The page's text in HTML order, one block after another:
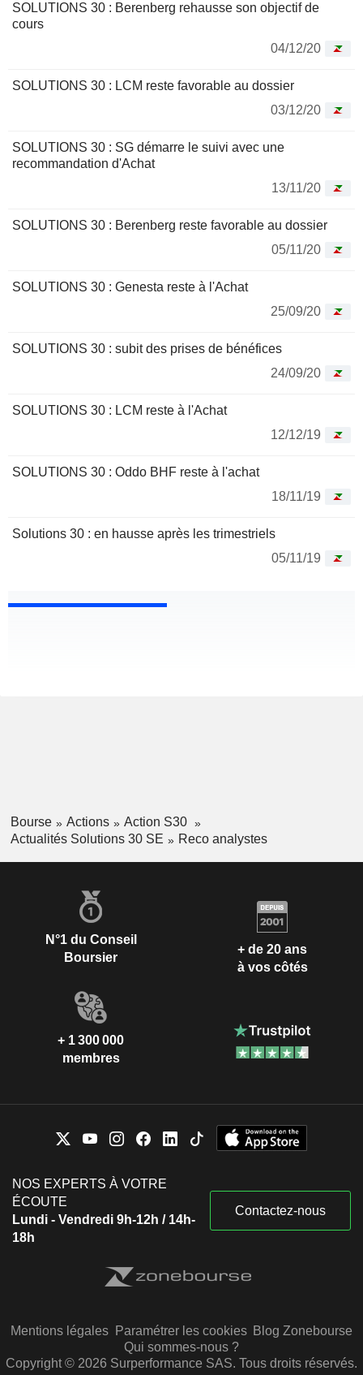
SOLUTIONS 30 : Berenberg rehausse son objectif de
cours
04/12/20
SOLUTIONS 30 : LCM reste favorable au dossier
03/12/20
SOLUTIONS 30 : SG démarre le suivi avec une
recommandation d'Achat
13/11/20
SOLUTIONS 30 : Berenberg reste favorable au dossier
05/11/20
SOLUTIONS 30 : Genesta reste à l'Achat
25/09/20
SOLUTIONS 30 : subit des prises de bénéfices
24/09/20
SOLUTIONS 30 : LCM reste à l'Achat
12/12/19
SOLUTIONS 30 : Oddo BHF reste à l'achat
18/11/19
Solutions 30 : en hausse après les trimestriels
05/11/19
Bourse Actions
Action S30
Actualités Solutions 30 SE
Reco analystes
N°1 du Conseil
Boursier
+ de 20 ans
à vos côtés
+ 1 300 000
membres
NOS EXPERTS À VOTRE
ÉCOUTE
Lundi - Vendredi 9h-12h / 14h-
18h
Contactez-nous
Mentions légales Paramétrer les cookies Blog Zonebourse
Qui sommes-nous ?
Copyright © 2026 Surperformance SAS. Tous droits réservés.